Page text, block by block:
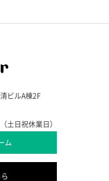
ビルA棟2F
土日祝休業日）
ム